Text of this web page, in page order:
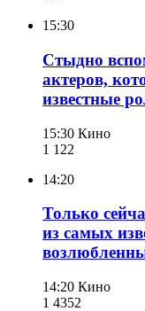
15:30
Стыдно
актеров,
известные
15:30 Кино
1 122
14:20
Только
из самых
14:20 Кино
1 4352